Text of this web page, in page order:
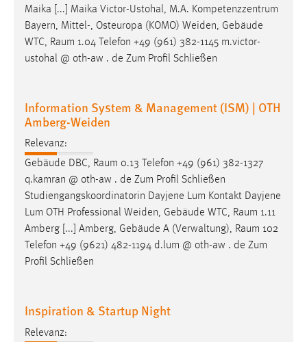
Maika [...] Maika Victor-Ustohal, M.A. Kompetenzzentrum
Bayern, Mittel-, Osteuropa (KOMO) Weiden, Gebäude
WTC, Raum 1.04 Telefon +49 (961) 382-1145 m.victor-
ustohal @ oth-aw . de Zum Profil Schließen
Information System & Management (ISM) | OTH
Amberg-Weiden
Relevanz:
Gebäude DBC, Raum 0.13 Telefon +49 (961) 382-1327
q.kamran @ oth-aw . de Zum Profil Schließen
Studiengangskoordinatorin Dayjene Lum Kontakt Dayjene
Lum OTH Professional Weiden, Gebäude WTC, Raum 1.11
Amberg [...] Amberg, Gebäude A (Verwaltung), Raum 102
Telefon +49 (9621) 482-1194 d.lum @ oth-aw . de Zum
Profil Schließen
Inspiration & Startup Night
Relevanz: